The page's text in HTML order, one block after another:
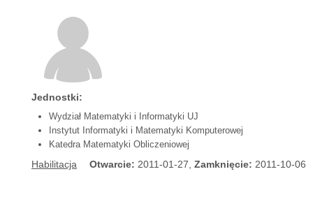
Jednostki:
Wydział Matematyki i Informatyki UJ
Instytut Informatyki i Matematyki Komputerowej
Katedra Matematyki Obliczeniowej
Habilitacja Otwarcie: 2011-01-27, Zamknięcie: 2011-10-06